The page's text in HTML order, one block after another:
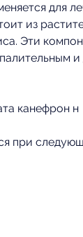
для
из
Эти
канефрон н
при